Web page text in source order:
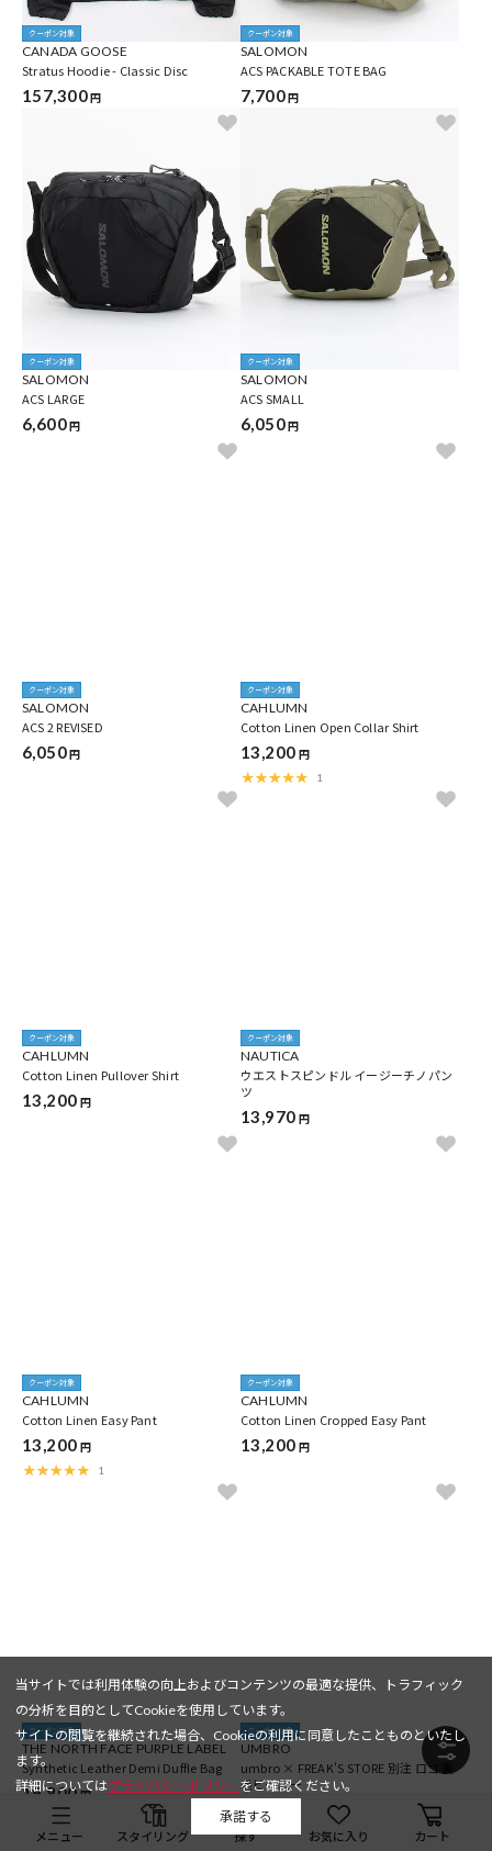
クーポン対象
CANADA GOOSE
Stratus Hoodie - Classic Disc
157,300円
クーポン対象
SALOMON
ACS PACKABLE TOTE BAG
7,700円
クーポン対象
SALOMON
ACS LARGE
6,600円
クーポン対象
SALOMON
ACS SMALL
6,050円
クーポン対象
SALOMON
ACS 2 REVISED
6,050円
クーポン対象
CAHLUMN
Cotton Linen Open Collar Shirt
13,200 円
1
クーポン対象
CAHLUMN
Cotton Linen Pullover Shirt
13,200 円
クーポン対象
NAUTICA
ウエストスピンドル イージーチノパン
ツ
13,970 円
クーポン対象
CAHLUMN
Cotton Linen Easy Pant
13,200 円
1
クーポン対象
CAHLUMN
Cotton Linen Cropped Easy Pant
13,200 円
クーポン対象
THE NORTH FACE PURPLE LABEL
Synthetic Leather Demi Duffle Bag
19,800 円
クーポン対象
UMBRO
umbro × FREAK'S STORE 別注 ロゴ 裏
毛ビーニー
4,950
メニュー スタイリング 探す お気に入り カート
当サイトでは利用体験の向上およびコンテンツの最適な提供、トラフィック
の分析を目的としてCookieを使用しています。
サイトの閲覧を継続された場合、Cookieの利用に同意したことものといたし
ます。
詳細についてはプライバシーポリシーをご確認ください。
承諾する